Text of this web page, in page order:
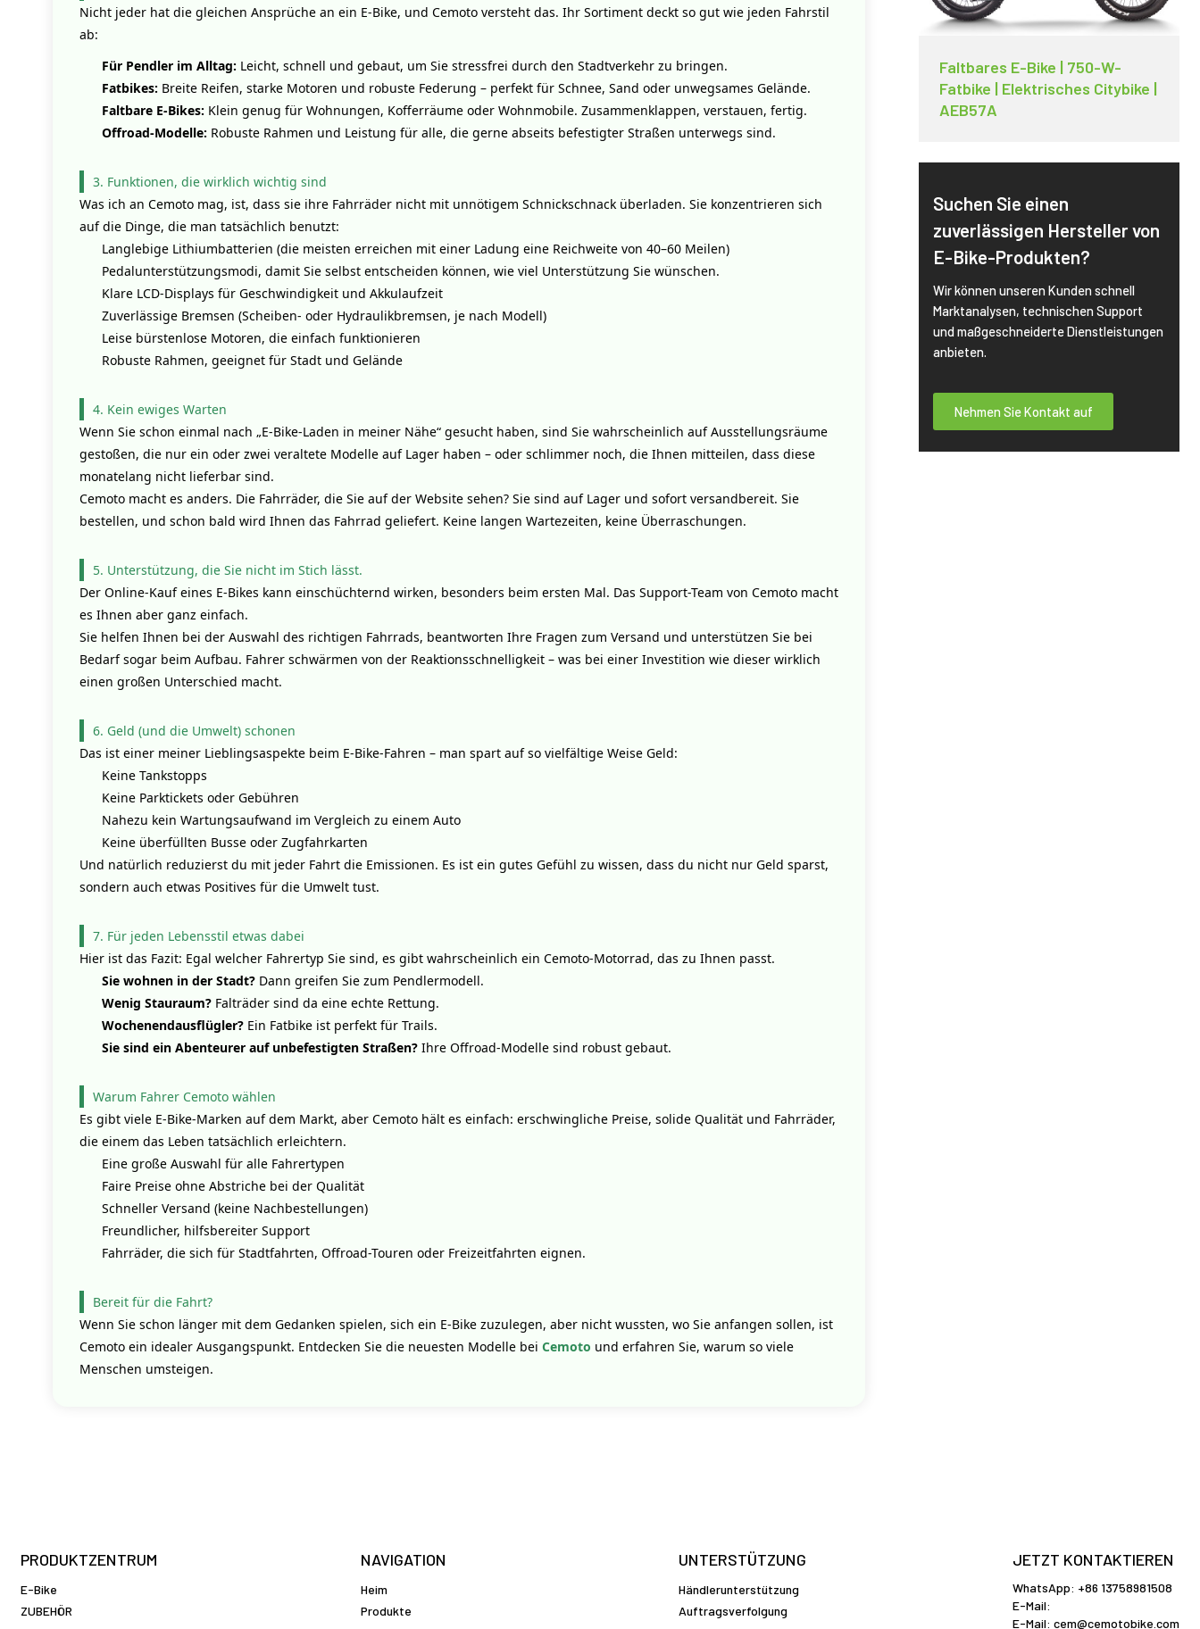
Nicht jeder hat die gleichen Ansprüche an ein E-Bike, und Cemoto versteht das. Ihr Sortiment deckt so gut wie jeden Fahrstil
ab:
Für Pendler im Alltag: Leicht, schnell und gebaut, um Sie stressfrei durch den Stadtverkehr zu bringen.
Fatbikes: Breite Reifen, starke Motoren und robuste Federung – perfekt für Schnee, Sand oder unwegsames Gelände.
Faltbare E-Bikes: Klein genug für Wohnungen, Kofferräume oder Wohnmobile. Zusammenklappen, verstauen, fertig.
Offroad-Modelle: Robuste Rahmen und Leistung für alle, die gerne abseits befestigter Straßen unterwegs sind.
3. Funktionen, die wirklich wichtig sind
Was ich an Cemoto mag, ist, dass sie ihre Fahrräder nicht mit unnötigem Schnickschnack überladen. Sie konzentrieren sich
auf die Dinge, die man tatsächlich benutzt:
Langlebige Lithiumbatterien (die meisten erreichen mit einer Ladung eine Reichweite von 40–60 Meilen)
Pedalunterstützungsmodi, damit Sie selbst entscheiden können, wie viel Unterstützung Sie wünschen.
Klare LCD-Displays für Geschwindigkeit und Akkulaufzeit
Zuverlässige Bremsen (Scheiben- oder Hydraulikbremsen, je nach Modell)
Leise bürstenlose Motoren, die einfach funktionieren
Robuste Rahmen, geeignet für Stadt und Gelände
4. Kein ewiges Warten
Wenn Sie schon einmal nach „E-Bike-Laden in meiner Nähe“ gesucht haben, sind Sie wahrscheinlich auf Ausstellungsräume
gestoßen, die nur ein oder zwei veraltete Modelle auf Lager haben – oder schlimmer noch, die Ihnen mitteilen, dass diese
monatelang nicht lieferbar sind.
Cemoto macht es anders. Die Fahrräder, die Sie auf der Website sehen? Sie sind auf Lager und sofort versandbereit. Sie
bestellen, und schon bald wird Ihnen das Fahrrad geliefert. Keine langen Wartezeiten, keine Überraschungen.
5. Unterstützung, die Sie nicht im Stich lässt.
Der Online-Kauf eines E-Bikes kann einschüchternd wirken, besonders beim ersten Mal. Das Support-Team von Cemoto macht
es Ihnen aber ganz einfach.
Sie helfen Ihnen bei der Auswahl des richtigen Fahrrads, beantworten Ihre Fragen zum Versand und unterstützen Sie bei
Bedarf sogar beim Aufbau. Fahrer schwärmen von der Reaktionsschnelligkeit – was bei einer Investition wie dieser wirklich
einen großen Unterschied macht.
6. Geld (und die Umwelt) schonen
Das ist einer meiner Lieblingsaspekte beim E-Bike-Fahren – man spart auf so vielfältige Weise Geld:
Keine Tankstopps
Keine Parktickets oder Gebühren
Nahezu kein Wartungsaufwand im Vergleich zu einem Auto
Keine überfüllten Busse oder Zugfahrkarten
Und natürlich reduzierst du mit jeder Fahrt die Emissionen. Es ist ein gutes Gefühl zu wissen, dass du nicht nur Geld sparst,
sondern auch etwas Positives für die Umwelt tust.
7. Für jeden Lebensstil etwas dabei
Hier ist das Fazit: Egal welcher Fahrertyp Sie sind, es gibt wahrscheinlich ein Cemoto-Motorrad, das zu Ihnen passt.
Sie wohnen in der Stadt? Dann greifen Sie zum Pendlermodell.
Wenig Stauraum? Falträder sind da eine echte Rettung.
Wochenendausflügler? Ein Fatbike ist perfekt für Trails.
Sie sind ein Abenteurer auf unbefestigten Straßen? Ihre Offroad-Modelle sind robust gebaut.
Warum Fahrer Cemoto wählen
Es gibt viele E-Bike-Marken auf dem Markt, aber Cemoto hält es einfach: erschwingliche Preise, solide Qualität und Fahrräder,
die einem das Leben tatsächlich erleichtern.
Eine große Auswahl für alle Fahrertypen
Faire Preise ohne Abstriche bei der Qualität
Schneller Versand (keine Nachbestellungen)
Freundlicher, hilfsbereiter Support
Fahrräder, die sich für Stadtfahrten, Offroad-Touren oder Freizeitfahrten eignen.
Bereit für die Fahrt?
Wenn Sie schon länger mit dem Gedanken spielen, sich ein E-Bike zuzulegen, aber nicht wussten, wo Sie anfangen sollen, ist
Cemoto ein idealer Ausgangspunkt. Entdecken Sie die neuesten Modelle beiCemoto und erfahren Sie, warum so viele
Menschen umsteigen.
Faltbares E-Bike | 750-W-
Fatbike | Elektrisches Citybike |
AEB57A
Suchen Sie einen
zuverlässigen Hersteller von
E-Bike-Produkten?
Wir können unseren Kunden schnell
Marktanalysen, technischen Support
und maßgeschneiderte Dienstleistungen
anbieten.
Nehmen Sie Kontakt auf
PRODUKTZENTRUM
E-Bike
ZUBEHÖR
NAVIGATION
Heim
Produkte
UNTERSTÜTZUNG
Händlerunterstützung
Auftragsverfolgung
JETZT KONTAKTIEREN
WhatsApp: +86 13758981508
E-Mail:
E-Mail: cem@cemotobike.com